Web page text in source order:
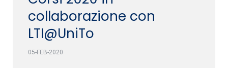
collaborazione con
LTI@UniTo
05-FEB-2020